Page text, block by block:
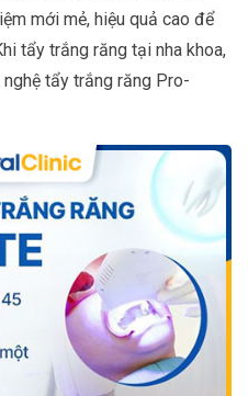
mới mẻ, hiệu quả cao để
tẩy trắng răng tại nha khoa,
tẩy trắng răng Pro-